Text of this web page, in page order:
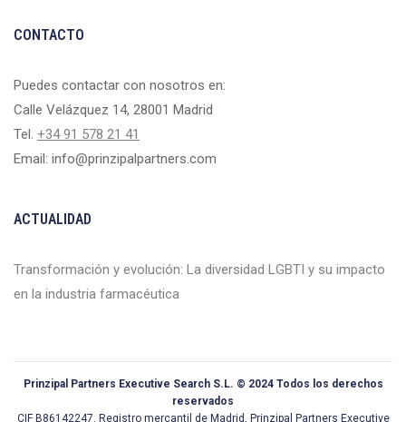
CONTACTO
Puedes contactar con nosotros en:
Calle Velázquez 14, 28001 Madrid
Tel. +34 91 578 21 41
Email: info@prinzipalpartners.com
ACTUALIDAD
Transformación y evolución: La diversidad LGBTI y su impacto
en la industria farmacéutica
Prinzipal Partners Executive Search S.L. © 2024 Todos los derechos
reservados
CIF B86142247. Registro mercantil de Madrid, Prinzipal Partners Executive